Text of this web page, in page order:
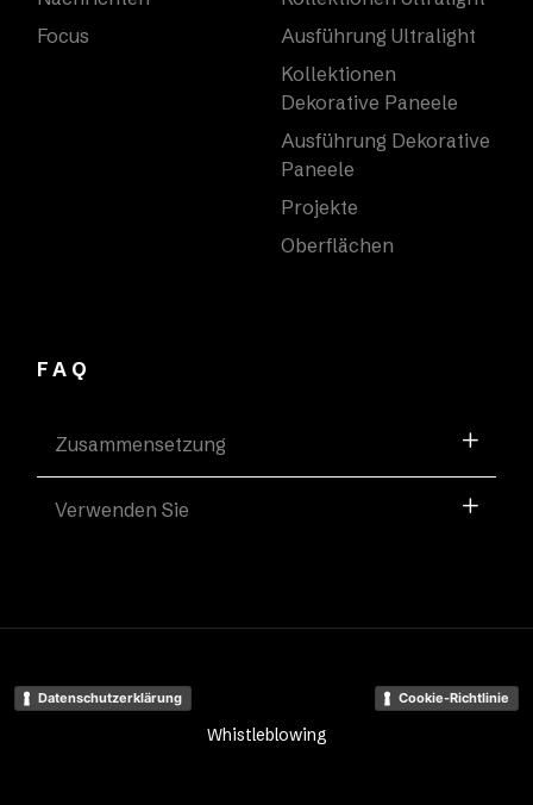
Focus
Ausführung Ultralight
Kollektionen
Dekorative Paneele
Ausführung Dekorative
Paneele
Projekte
Oberflächen
FAQ
Zusammensetzung
Verwenden Sie
Datenschutzerklärung Cookie-Richtlinie
Whistleblowing